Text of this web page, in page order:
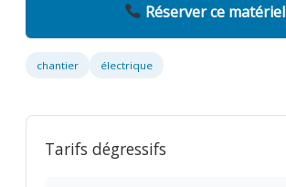
Réserver ce matériel
chantier électrique
Tarifs dégressifs